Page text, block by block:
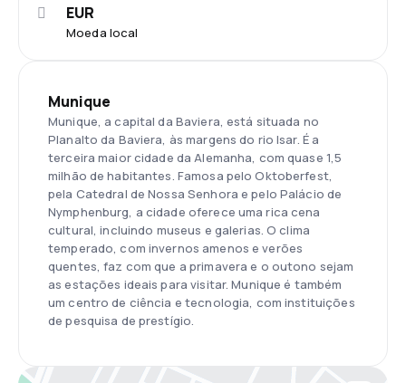
Moeda local
EUR
Munique
Munique, a capital da Baviera, está situada no
Planalto da Baviera, às margens do rio Isar. É a
terceira maior cidade da Alemanha, com quase 1,5
milhão de habitantes. Famosa pelo Oktoberfest,
pela Catedral de Nossa Senhora e pelo Palácio de
Nymphenburg, a cidade oferece uma rica cena
cultural, incluindo museus e galerias. O clima
temperado, com invernos amenos e verões
quentes, faz com que a primavera e o outono sejam
as estações ideais para visitar. Munique é também
um centro de ciência e tecnologia, com instituições
de pesquisa de prestígio.